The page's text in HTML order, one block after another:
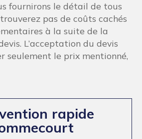
fournirons le détail de tous
pas de coûts cachés
à la suite de la
L’acceptation du devis
seulement le prix mentionné,
rapide